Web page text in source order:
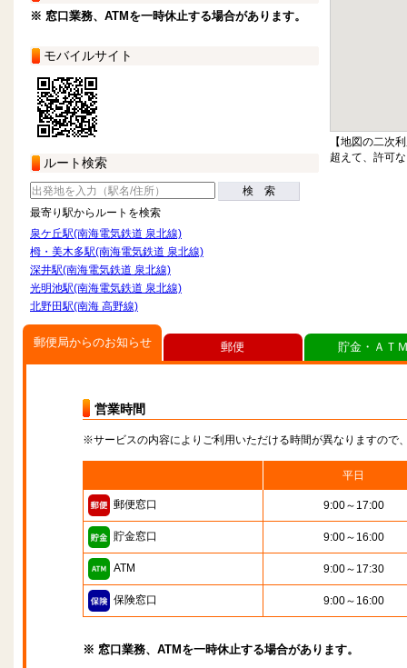
※ 窓口業務、ATMを一時休止する場合があります。
モバイルサイト
ルート検索
検 索
最寄り駅からルートを検索
泉ケ丘駅(南海電気鉄道 泉北線)
栂・美木多駅(南海電気鉄道 泉北線)
深井駅(南海電気鉄道 泉北線)
光明池駅(南海電気鉄道 泉北線)
北野田駅(南海 高野線)
【地図の二次
超えて、許可
郵便局からのお知らせ
営業時間
※サービスの内容によりご利用いただける時間が異なりますので
平日
郵便窓口 9:00～17:00
貯金窓口 9:00～16:00
ATM 9:00～17:30
保険窓口 9:00～16:00
※ 窓口業務、ATMを一時休止する場合があります。
郵便 貯金・ＡＴ